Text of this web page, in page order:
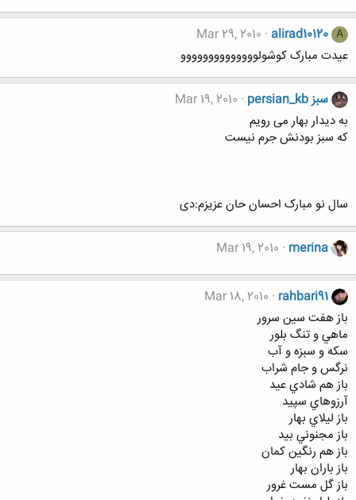
A
alirad10120
Mar 29, 2010
عیدت مبارک کوشولوووووووووووووو
persian_kb سبز
Mar 19, 2010
به دیدار بهار می رویم
که سبز بودنش جرم نیست
سال نو مبارک احسان حان عزیزم:دی
merina
Mar 19, 2010
rahbari91
Mar 18, 2010
باز هفت سين سرور
ماهي و تنگ بلور
سکه و سبزه و آب
نرگس و جام شراب
باز هم شادي عيد
آرزوهاي سپيد
باز ليلاي بهار
باز مجنوني بيد
باز هم رنگين کمان
باز باران بهار
باز گل مست غرور